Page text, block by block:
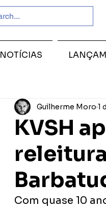
KVSH
Guilherme Moro 1
Com quase 10
NOTÍCIAS